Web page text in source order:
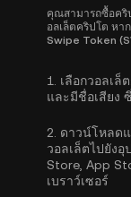
คุณสามารถซื้อคริ
อลเล็ตคริปโต หา
Swipe Token
1. เลือกวอลเล็ต:
และมีชื่อเสียง
2. ดาวน์โหลด
วอลเล็ตไปยัง
Store, App
เบราว์เซอร์